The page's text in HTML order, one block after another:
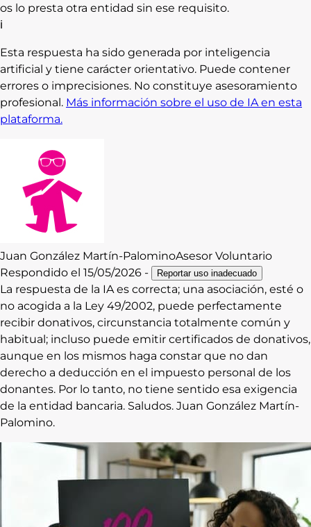
os lo presta otra entidad sin ese requisito.
ℹ
Esta respuesta ha sido generada por inteligencia
artificial y tiene carácter orientativo. Puede contener
errores o imprecisiones. No constituye asesoramiento
profesional. Más información sobre el uso de IA en esta
plataforma.
Juan González Martín-PalominoAsesor Voluntario
Respondido el 15/05/2026 - Reportar uso inadecuado
La respuesta de la IA es correcta; una asociación, esté o
no acogida a la Ley 49/2002, puede perfectamente
recibir donativos, circunstancia totalmente común y
habitual; incluso puede emitir certificados de donativos,
aunque en los mismos haga constar que no dan
derecho a deducción en el impuesto personal de los
donantes. Por lo tanto, no tiene sentido esa exigencia
de la entidad bancaria. Saludos. Juan González Martín-
Palomino.